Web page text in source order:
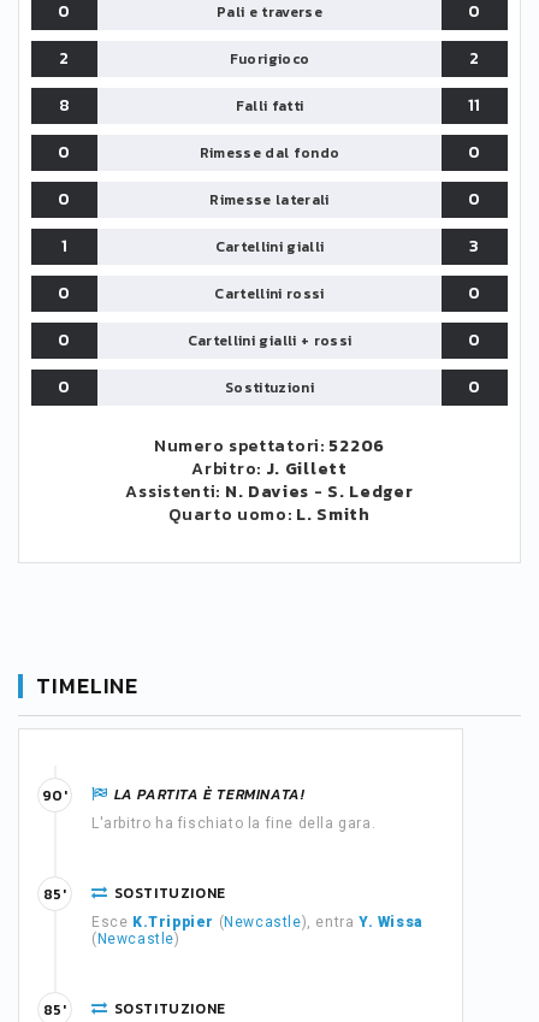
0 Pali e traverse
0
2
Fuorigioco
2
8
Falli fatti
11
0
Rimesse dal fondo
0
0
Rimesse laterali
0
1
Cartellini gialli
3
0
Cartellini rossi
0
0
Cartellini gialli + rossi
0
0
Sostituzioni 0
Numero spettatori: 52206
Arbitro: J. Gillett
Assistenti: N. Davies - S. Ledger
Quarto uomo: L. Smith
TIMELINE
LA PARTITA È TERMINATA!
L'arbitro ha fischiato la fine della gara.
90'
SOSTITUZIONE
Esce K.Trippier ( Newcastle), entraY. Wissa
( Newcastle)
85'
SOSTITUZIONE
85'